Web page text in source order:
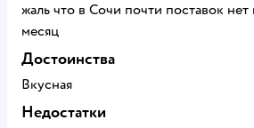
жаль что в Сочи почти поставок нет
месяц
Достоинства
Вкусная
Недостатки